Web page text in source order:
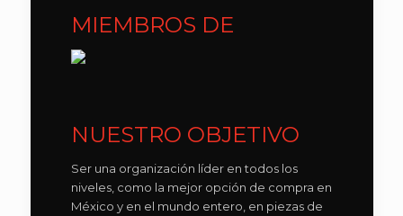
MIEMBROS DE
NUESTRO OBJETIVO
Ser una organización líder en todos los
niveles, como la mejor opción de compra en
México y en el mundo entero, en piezas de